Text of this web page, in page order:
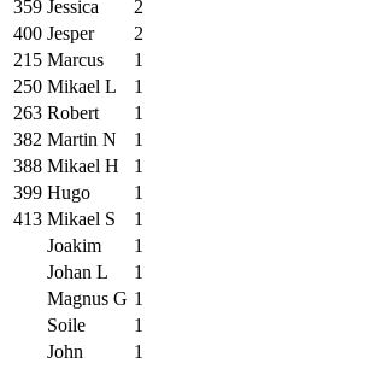
359 Jessica
2
400 Jesper
2
215 Marcus
1
250 Mikael L
1
263 Robert
1
382 Martin N
1
388 Mikael H
1
399 Hugo
1
413 Mikael S
1
Joakim
1
Johan L
1
Magnus G 1
Soile
1
John
1